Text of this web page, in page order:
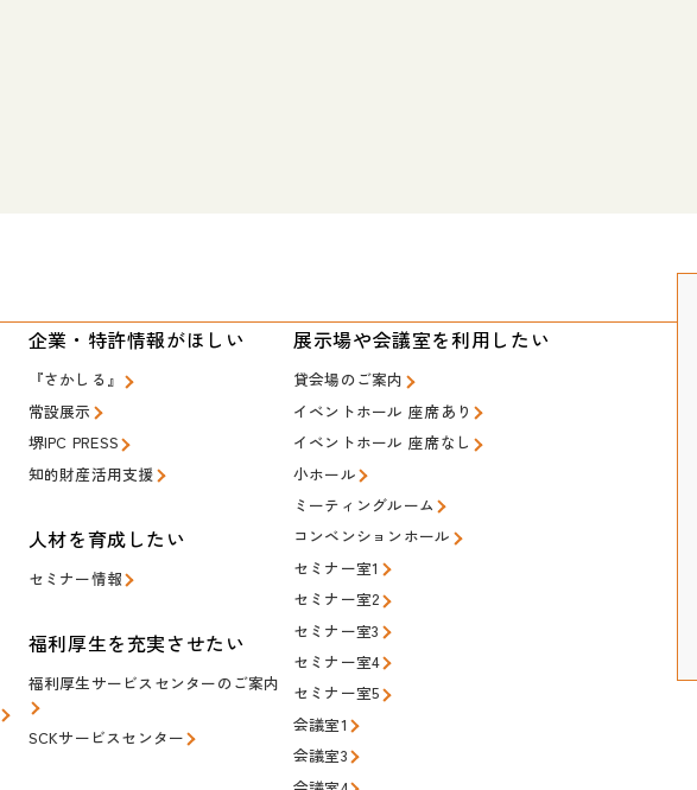
企業・特許情報がほしい
『さかしる』
常設展示
堺IPC PRESS
知的財産活用支援
人材を育成したい
セミナー情報
福利厚生を充実させたい
福利厚生サービスセンターのご案内
SCKサービスセンター
展示場や会議室を利用したい
貸会場のご案内
イベントホール 座席あり
イベントホール 座席なし
小ホール
ミーティングルーム
コンベンションホール
セミナー室1
セミナー室2
セミナー室3
セミナー室4
セミナー室5
会議室1
会議室3